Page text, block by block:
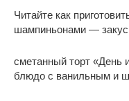
Читайте как
шампиньонами —
сметанный торт «День
блюдо с ванильным и